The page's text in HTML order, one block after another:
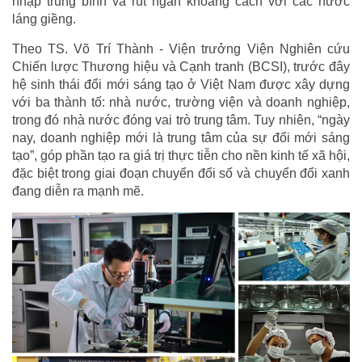
láng giềng.
Theo TS. Võ Trí Thành - Viện trưởng Viện Nghiên cứu
Chiến lược Thương hiệu và Cạnh tranh (BCSI), trước đây
hệ sinh thái đổi mới sáng tạo ở Việt Nam được xây dựng
với ba thành tố: nhà nước, trường viện và doanh nghiệp,
trong đó nhà nước đóng vai trò trung tâm. Tuy nhiên, “ngày
nay, doanh nghiệp mới là trung tâm của sự đổi mới sáng
tạo”, góp phần tạo ra giá trị thực tiễn cho nền kinh tế xã hội,
đặc biệt trong giai đoạn chuyển đổi số và chuyển đổi xanh
đang diễn ra mạnh mẽ.